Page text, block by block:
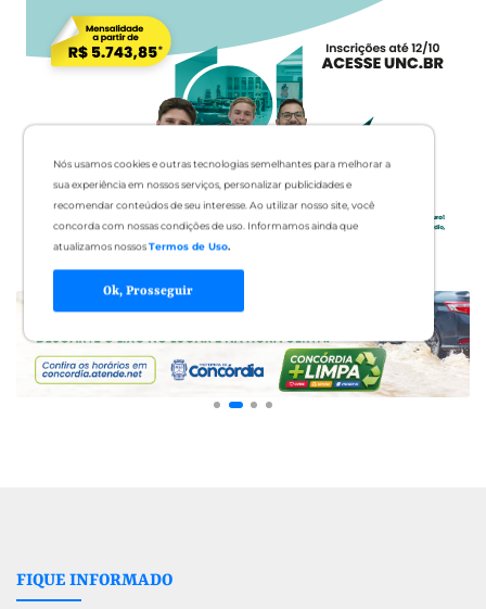
Nós usamos cookies e outras tecnologias semelhantes para melhorar a
sua experiência em nossos serviços, personalizar publicidades e
recomendar conteúdos de seu interesse. Ao utilizar nosso site, você
concorda com nossas condições de uso. Informamos ainda que
atualizamos nossosTermos de Uso.
Ok, Prosseguir
FIQUE INFORMADO